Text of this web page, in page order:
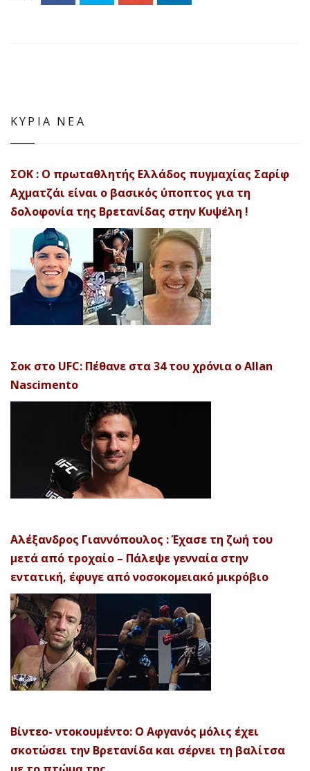
ΚΥΡΙΑ ΝΕΑ
ΣΟΚ : Ο πρωταθλητής Ελλάδος πυγμαχίας Σαρίφ
Αχματζάι είναι ο βασικός ύποπτος για τη
δολοφονία της Βρετανίδας στην Κυψέλη !
Σοκ στο UFC: Πέθανε στα 34 του χρόνια ο Allan
Nascimento
Αλέξανδρος Γιαννόπουλος : Έχασε τη ζωή του
μετά από τροχαίο – Πάλεψε γενναία στην
εντατική, έφυγε από νοσοκομειακό μικρόβιο
Βίντεο- ντοκουμέντο: Ο Αφγανός μόλις έχει
σκοτώσει την Βρετανίδα και σέρνει τη βαλίτσα